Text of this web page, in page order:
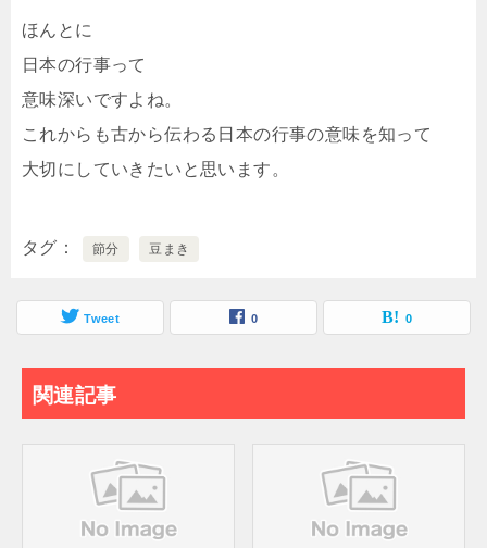
ほんとに
日本の行事って
意味深いですよね。
これからも古から伝わる日本の行事の意味を知って
大切にしていきたいと思います。
タグ 節分 豆まき
Tweet 0 0
関連記事